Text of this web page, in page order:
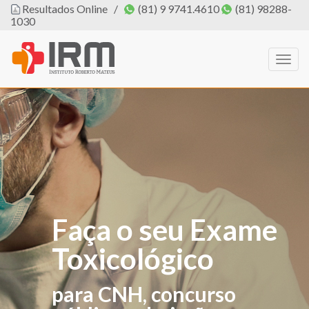
Resultados Online / (81) 9 9741.4610
(81) 98288-
1030
Faça o seu Exame
Toxicológico
para CNH, concurso
O IRM agora tem
PROFISSIONAL
DE EDUCAÇÃO